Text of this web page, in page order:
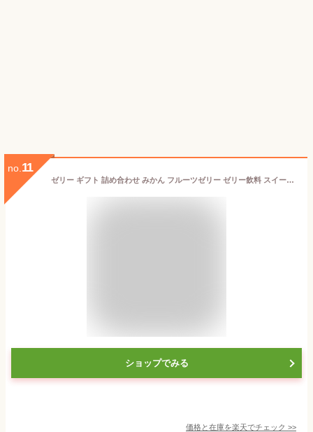
no. 11
ゼリー ギフト 詰め合わせ みかん フルーツゼリー ゼリー飲料 スイーツ パック 5個 無添加 みかんジュレ 和歌山 産 贈答用 誕生日プレゼント 内祝い 結婚祝い 出産祝い 出産内祝い おしゃれ 洋菓子
ショップでみる
価格と在庫を楽天でチェック >>